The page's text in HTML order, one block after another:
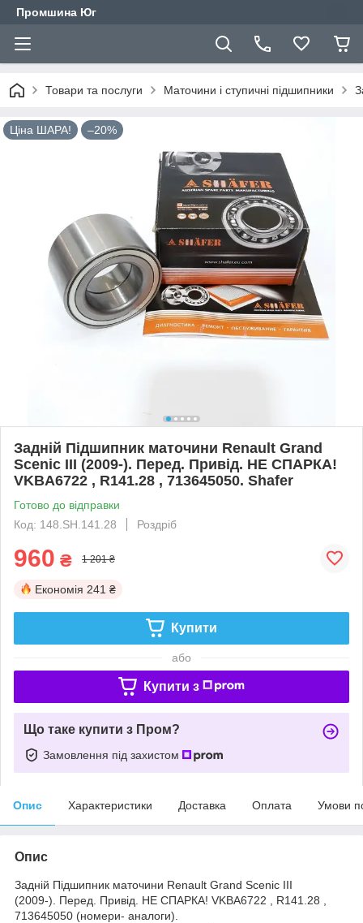
Промшина Юг
Товари та послуги Маточини і ступичні підшипники
Ціна ШАРА! –20%
Задній Підшипник маточини Renault Grand
Scenic III (2009-). Перед. Привід. НЕ СПАРКА!
VKBA6722 , R141.28 , 713645050. Shafer
Готово до відправки
Код: 148.SH.141.28
Роздріб
960 ₴ 1 201 ₴
Економія 241 ₴
Купити
або
Купити з
Що таке купити з Пром?
Замовлення під захистом
Опис Характеристики Доставка Оплата Умови
Опис
Задній Підшипник маточини Renault Grand Scenic III
(2009-). Перед. Привід. НЕ СПАРКА! VKBA6722 , R141.28 ,
713645050 (номери- аналоги).